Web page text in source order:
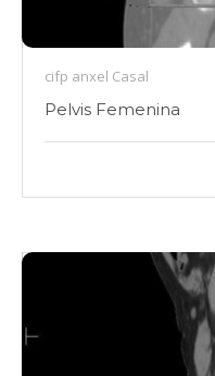
cifp anxel Casal
Pelvis Femenina